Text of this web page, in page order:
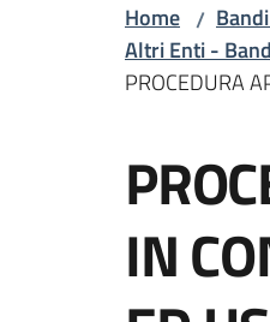
Home /
Altri Enti -
PROCEDURA
IN